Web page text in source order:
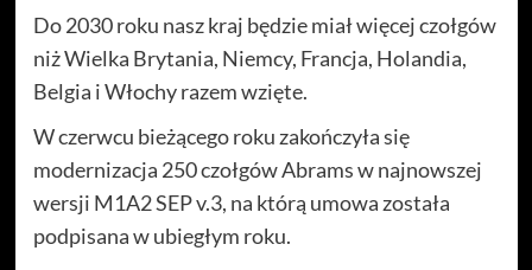
Do 2030 roku nasz kraj będzie miał więcej czołgów
niż Wielka Brytania, Niemcy, Francja, Holandia,
Belgia i Włochy razem wzięte.
W czerwcu bieżącego roku zakończyła się
modernizacja 250 czołgów Abrams w najnowszej
wersji M1A2 SEP v.3, na którą umowa została
podpisana w ubiegłym roku.